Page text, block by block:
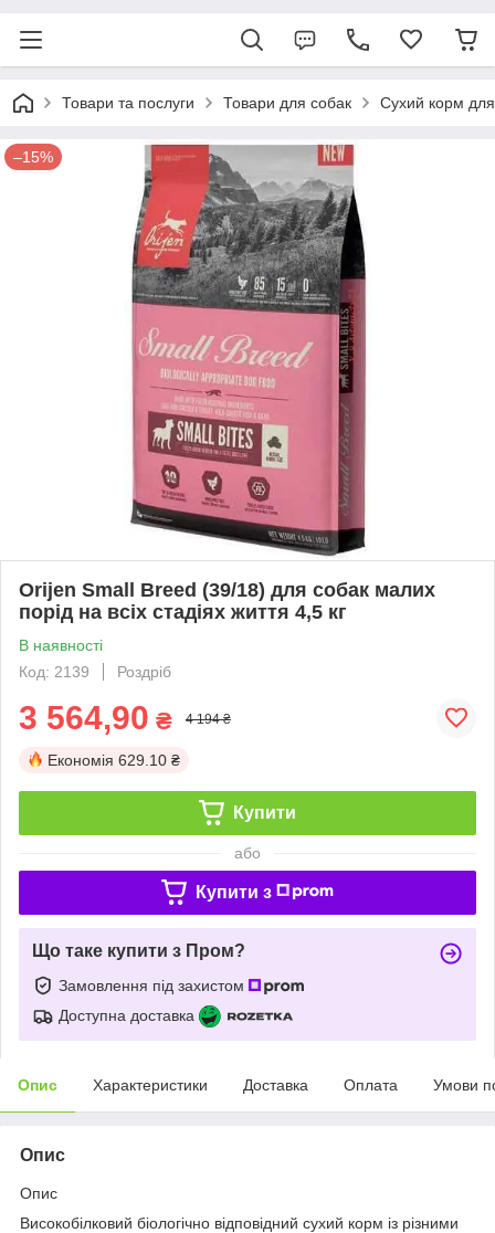
Товари та послуги Товари для собак Сухий корм
–15%
Orijen Small Breed (39/18) для собак малих
порід на всіх стадіях життя 4,5 кг
В наявності
Код: 2139
Роздріб
3 564,90 ₴ 4 194 ₴
Економія 629.10 ₴
Купити
або
Купити з
Що таке купити з Пром?
Замовлення під захистом
Доступна доставка
Опис Характеристики Доставка Оплата Умови
Опис
Опис
Високобілковий біологічно відповідний сухий корм із різними